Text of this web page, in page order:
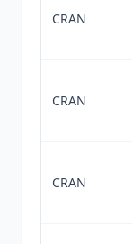
CRAN
CRAN
CRAN